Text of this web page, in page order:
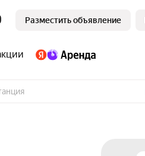
Разместить объявление